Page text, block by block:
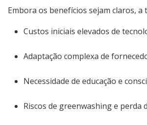
Embora os benefícios sejam claros,
Custos iniciais elevados de
Adaptação complexa de
Necessidade de educação e
Riscos de greenwashing e perda